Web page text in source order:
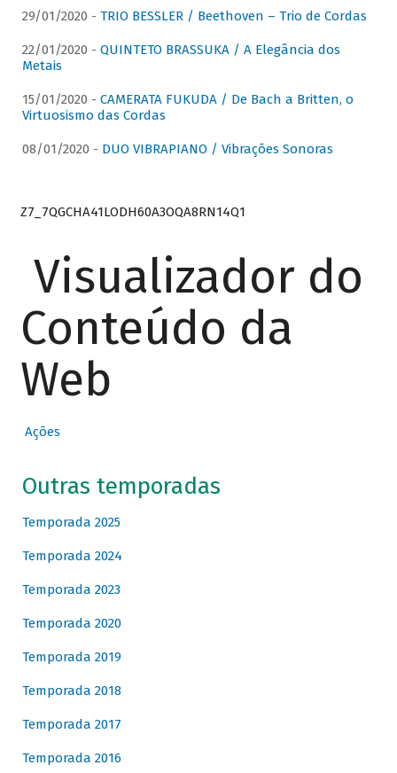
29/01/2020 - TRIO BESSLER / Beethoven – Trio de Cordas
22/01/2020 - QUINTETO BRASSUKA / A Elegância dos
Metais
15/01/2020 - CAMERATA FUKUDA / De Bach a Britten, o
Virtuosismo das Cordas
08/01/2020 - DUO VIBRAPIANO / Vibrações Sonoras
Z7_7QGCHA41LODH60A3OQA8RN14Q1
Visualizador do
Conteúdo da
Web
Ações
Outras temporadas
Temporada 2025
Temporada 2024
Temporada 2023
Temporada 2020
Temporada 2019
Temporada 2018
Temporada 2017
Temporada 2016